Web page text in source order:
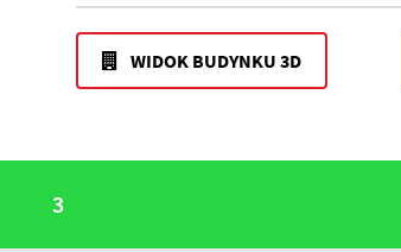
WIDOK BUDYNKU 3D
3